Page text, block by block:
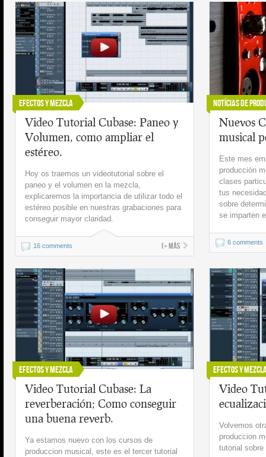
Efectos y Mezcla
Video Tutorial Cubase: Paneo y
Volumen, como ampliar el
estéreo.
Hoy os traemos un videotutorial sobre el
paneo y el volumen en la mezcla,
explicaremos la importancia de utilizar todo el
estéreo posible en nuestras grabaciones para
conseguir mayor claridad.
16 comments (+ más
Notícias de
Nuevos
musical
Este mes
producción
clases
tus
sobre
se imparten
6 comments
Efectos y Mezcla
Video Tutorial Cubase: La
reverberación; Como conseguir
una buena reverb.
Ya estamos nuevo con los cursos de
produccion musical, este es el tercer tutorial
Efectos y
Video
Volvemos
produccion
tutorial